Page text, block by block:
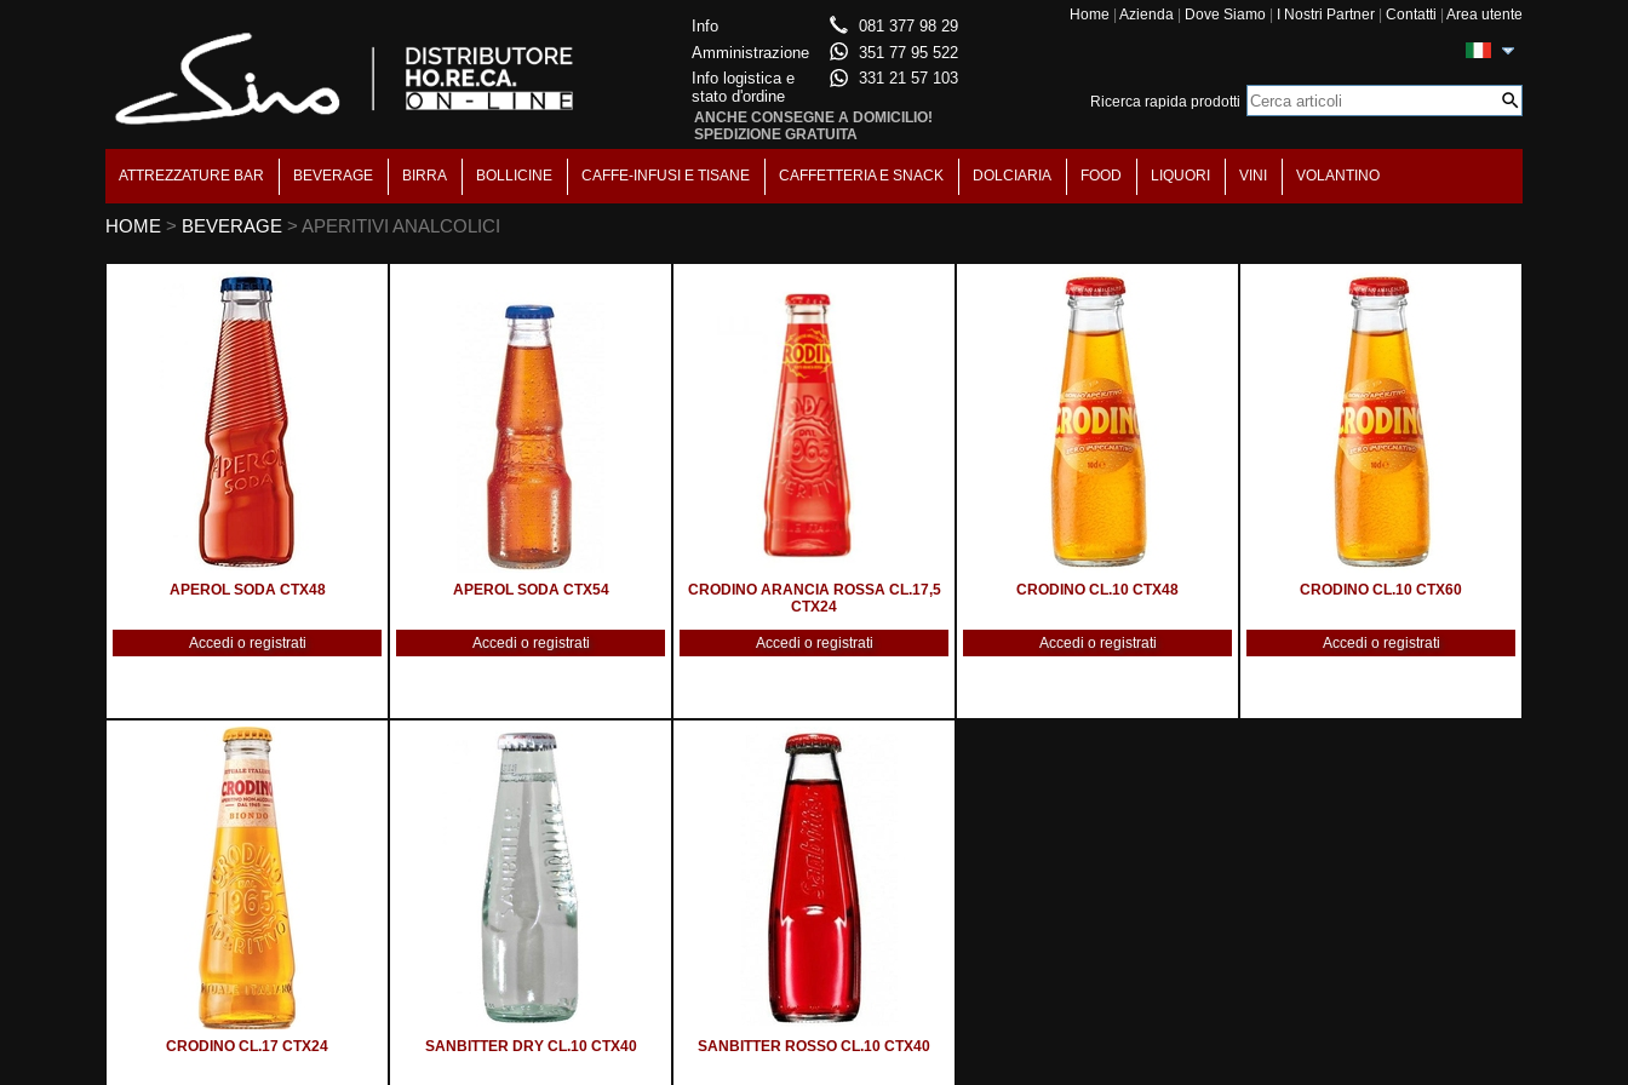
Info
081 377 98 29
Amministrazione
351 77 95 522
Info logistica e
stato d'ordine
331 21 57 103
ANCHE CONSEGNE A DOMICILIO!
SPEDIZIONE GRATUITA
Home Azienda Dove Siamo I Nostri Partner Contatti Area utente
Ricerca rapida prodotti
ATTREZZATURE BAR BEVERAGE BIRRA BOLLICINE CAFFE-INFUSI E TISANE CAFFETTERIA E SNACK DOLCIARIA FOOD LIQUORI VINI VOLANTINO
HOME > BEVERAGE > APERITIVI ANALCOLICI
APEROL SODA CTX48
Accedi o registrati
APEROL SODA CTX54
Accedi o registrati
CRODINO ARANCIA ROSSA CL.17,5
CTX24
Accedi o registrati
CRODINO CL.10 CTX48
Accedi o registrati
CRODINO CL.10 CTX60
Accedi o registrati
CRODINO CL.17 CTX24 SANBITTER DRY CL.10 CTX40 SANBITTER ROSSO CL.10 CTX40